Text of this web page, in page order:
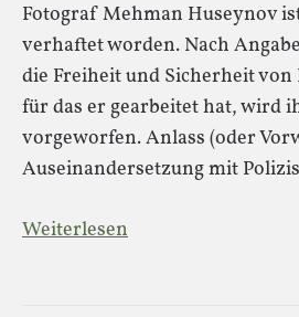
Fotograf Mehman Huseynov
verhaftet worden. Nach
die Freiheit und Sicherheit von
für das er gearbeitet hat, wird
vorgeworfen. Anlass (oder
Auseinandersetzung mit
Weiterlesen